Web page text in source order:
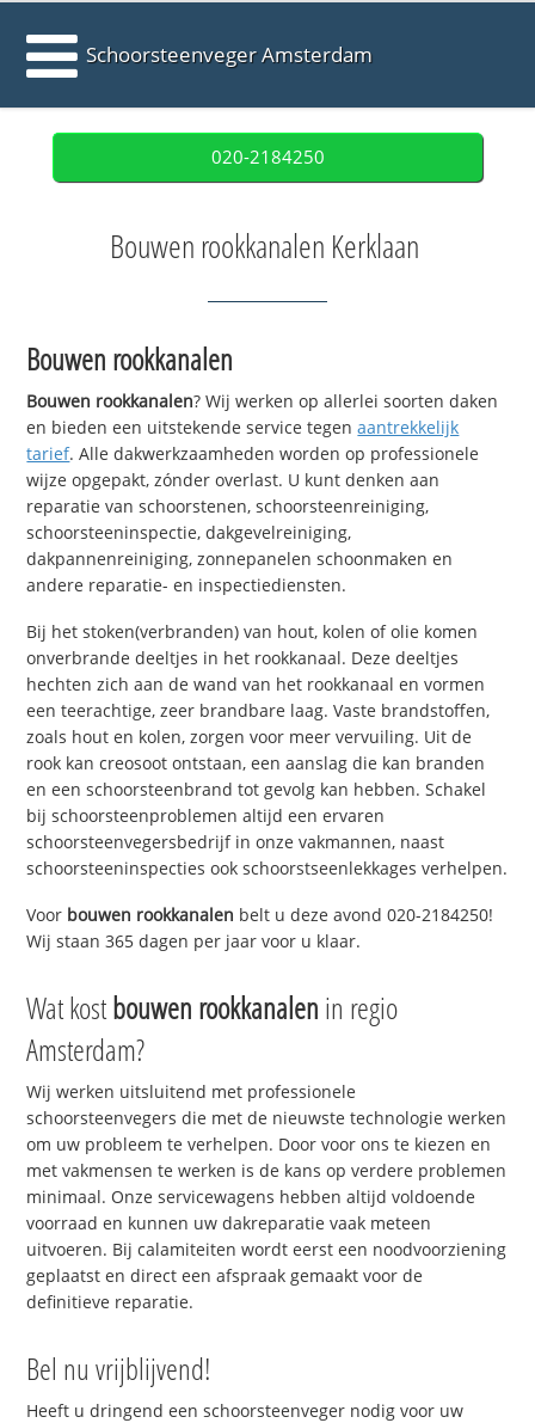
Schoorsteenveger Amsterdam
020-2184250
Bouwen rookkanalen Kerklaan
Bouwen rookkanalen
Bouwen rookkanalen? Wij werken op allerlei soorten daken
en bieden een uitstekende service tegenaantrekkelijk
tarief. Alle dakwerkzaamheden worden op professionele
wijze opgepakt, zónder overlast. U kunt denken aan
reparatie van schoorstenen, schoorsteenreiniging,
schoorsteeninspectie, dakgevelreiniging,
dakpannenreiniging, zonnepanelen schoonmaken en
andere reparatie- en inspectiediensten.
Bij het stoken(verbranden) van hout, kolen of olie komen
onverbrande deeltjes in het rookkanaal. Deze deeltjes
hechten zich aan de wand van het rookkanaal en vormen
een teerachtige, zeer brandbare laag. Vaste brandstoffen,
zoals hout en kolen, zorgen voor meer vervuiling. Uit de
rook kan creosoot ontstaan, een aanslag die kan branden
en een schoorsteenbrand tot gevolg kan hebben. Schakel
bij schoorsteenproblemen altijd een ervaren
schoorsteenvegersbedrijf in onze vakmannen, naast
schoorsteeninspecties ook schoorstseenlekkages verhelpen.
Voor bouwen rookkanalen belt u deze avond 020-2184250!
Wij staan 365 dagen per jaar voor u klaar.
Wat kostbouwen rookkanalen in regio
Amsterdam?
Wij werken uitsluitend met professionele
schoorsteenvegers die met de nieuwste technologie werken
om uw probleem te verhelpen. Door voor ons te kiezen en
met vakmensen te werken is de kans op verdere problemen
minimaal. Onze servicewagens hebben altijd voldoende
voorraad en kunnen uw dakreparatie vaak meteen
uitvoeren. Bij calamiteiten wordt eerst een noodvoorziening
geplaatst en direct een afspraak gemaakt voor de
definitieve reparatie.
Bel nu vrijblijvend!
Heeft u dringend een schoorsteenveger nodig voor uw